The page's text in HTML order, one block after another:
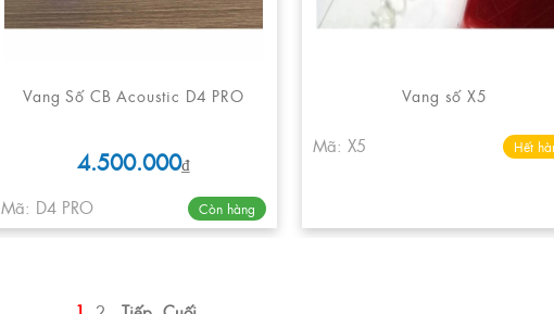
Vang Số CB Acoustic D4 PRO
4.500.000₫
Mã: D4 PRO
Còn hàng
Vang số X5
Mã: X5 Hết